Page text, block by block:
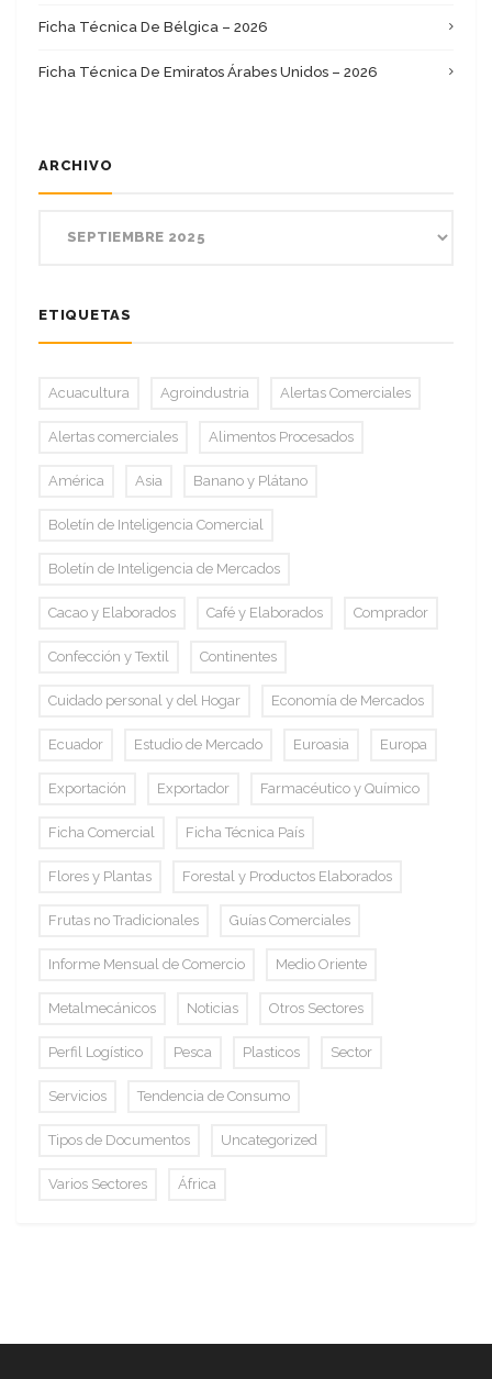
Ficha Técnica De Bélgica – 2026
Ficha Técnica De Emiratos Árabes Unidos – 2026
ARCHIVO
ETIQUETAS
Acuacultura Agroindustria Alertas Comerciales
Alertas comerciales Alimentos Procesados
América Asia Banano y Plátano
Boletín de Inteligencia Comercial
Boletín de Inteligencia de Mercados
Cacao y Elaborados Café y Elaborados Comprador
Confección y Textil Continentes
Cuidado personal y del Hogar Economía de Mercados
Ecuador Estudio de Mercado Euroasia Europa
Exportación Exportador Farmacéutico y Químico
Ficha Comercial Ficha Técnica País
Flores y Plantas Forestal y Productos Elaborados
Frutas no Tradicionales Guías Comerciales
Informe Mensual de Comercio Medio Oriente
Metalmecánicos Noticias Otros Sectores
Perfil Logístico Pesca Plasticos Sector
Servicios Tendencia de Consumo
Tipos de Documentos Uncategorized
Varios Sectores África